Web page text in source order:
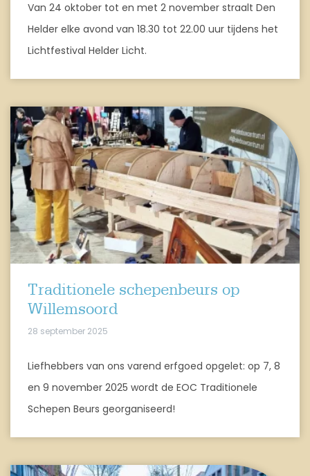
Van 24 oktober tot en met 2 november straalt Den
Helder elke avond van 18.30 tot 22.00 uur tijdens het
Lichtfestival Helder Licht.
Traditionele schepenbeurs op
Willemsoord
28 september 2025
Liefhebbers van ons varend erfgoed opgelet: op 7, 8
en 9 november 2025 wordt de EOC Traditionele
Schepen Beurs georganiseerd!